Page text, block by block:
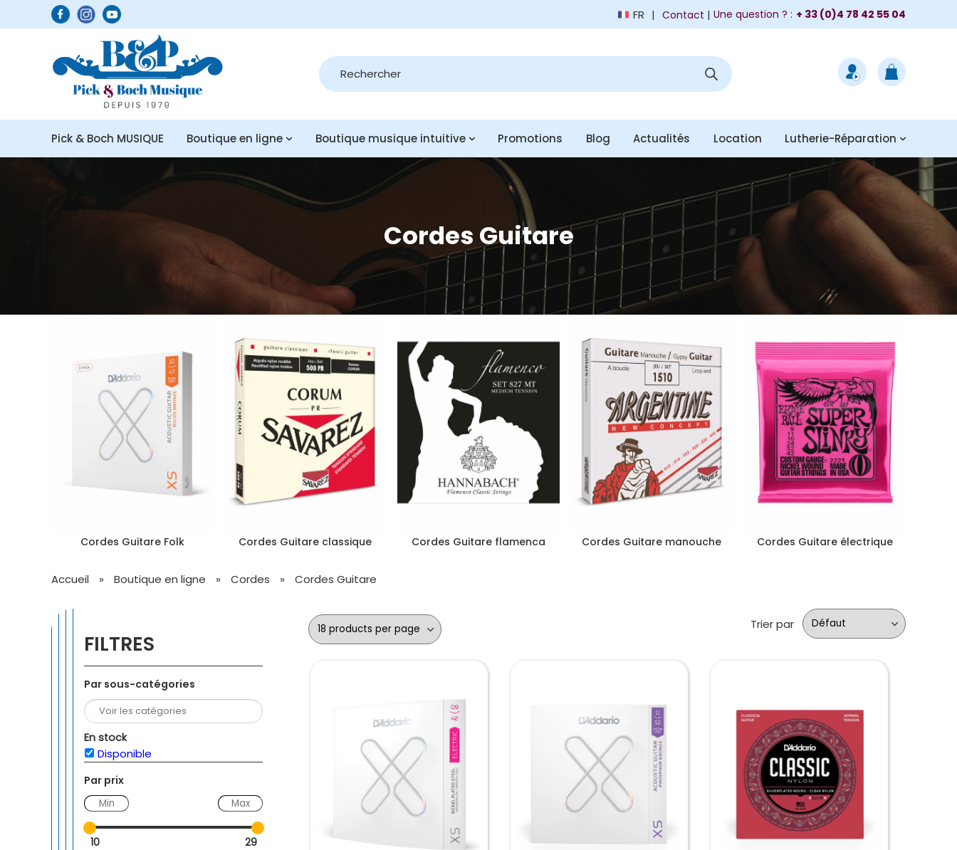
FR Contact | Une question ? : + 33 (0)4 78 42 55 04
Recherche
de
produits
Pick & Boch MUSIQUE Boutique en ligne Boutique musique intuitive Promotions Blog Actualités Location Lutherie-Réparation
Cordes Guitare
Cordes Guitare Folk Cordes Guitare classique Cordes Guitare flamenca Cordes Guitare manouche Cordes Guitare électrique
Accueil » Boutique en ligne » Cordes » Cordes Guitare
FILTRES
Par sous-catégories
En stock
Disponible
Par prix
10 29
Trier par